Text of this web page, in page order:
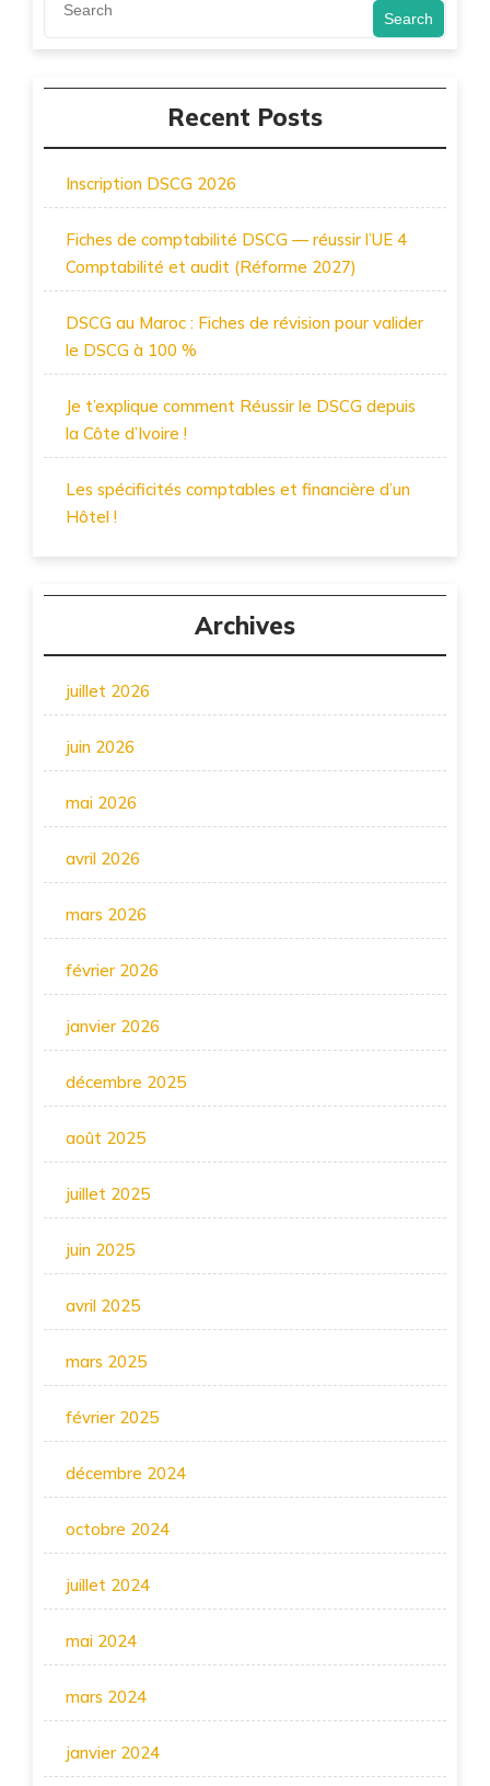
Search
Recent Posts
Inscription DSCG 2026
Fiches de comptabilité DSCG — réussir l’UE 4
Comptabilité et audit (Réforme 2027)
DSCG au Maroc : Fiches de révision pour valider
le DSCG à 100 %
Je t’explique comment Réussir le DSCG depuis
la Côte d’Ivoire !
Les spécificités comptables et financière d’un
Hôtel !
Archives
juillet 2026
juin 2026
mai 2026
avril 2026
mars 2026
février 2026
janvier 2026
décembre 2025
août 2025
juillet 2025
juin 2025
avril 2025
mars 2025
février 2025
décembre 2024
octobre 2024
juillet 2024
mai 2024
mars 2024
janvier 2024